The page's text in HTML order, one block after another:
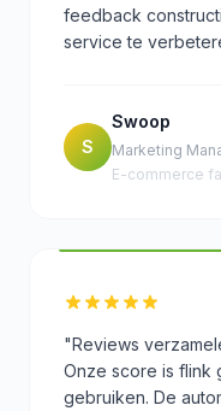
feedback
service te
S
Swoop
Marketing
E-commerce
"Reviews
Onze score is flink
gebruiken. De